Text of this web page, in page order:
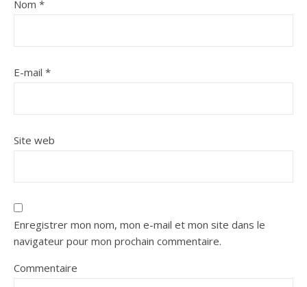
Nom *
E-mail *
Site web
Enregistrer mon nom, mon e-mail et mon site dans le
navigateur pour mon prochain commentaire.
Commentaire